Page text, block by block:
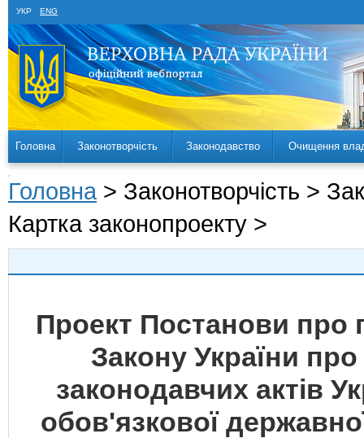
УКР ENG
Головна Законотворчість Законодавство Очищення
Головна > Законотворчість >
Картка законопроекту >
Проект Постанови про
Закону України
законодавчих актів
обов'язкової